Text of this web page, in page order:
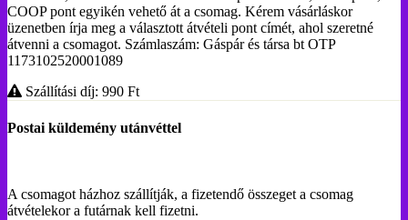
COOP pont egyikén vehető át a csomag. Kérem vásárláskor
üzenetben írja meg a választott átvételi pont címét, ahol szeretné
átvenni a csomagot. Számlaszám: Gáspár és társa bt OTP
1173102520001089
Szállítási díj: 990 Ft
Postai küldemény utánvéttel
A csomagot házhoz szállítják, a fizetendő összeget a csomag
átvételekor a futárnak kell fizetni.